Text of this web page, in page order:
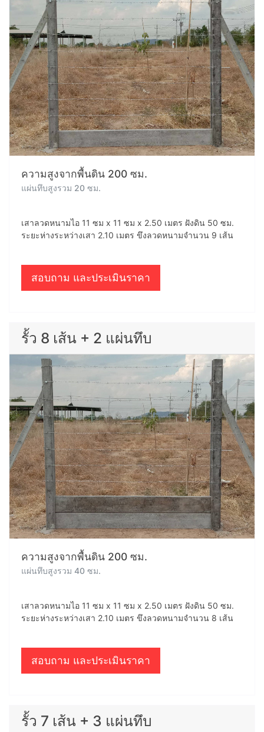
ความสูงจากพื้นดิน 200 ซม.
แผ่นทึบสูงรวม 20 ซม.
เสาลวดหนามไอ 11 ซม x 11 ซม x 2.50 เมตร ฝังดิน 50 ซม.
ระยะห่างระหว่างเสา 2.10 เมตร ขึงลวดหนามจำนวน 9 เส้น
สอบถาม และประเมินราคา
รั้ว 8 เส้น + 2 แผ่นทึบ
ความสูงจากพื้นดิน 200 ซม.
แผ่นทึบสูงรวม 40 ซม.
เสาลวดหนามไอ 11 ซม x 11 ซม x 2.50 เมตร ฝังดิน 50 ซม.
ระยะห่างระหว่างเสา 2.10 เมตร ขึงลวดหนามจำนวน 8 เส้น
สอบถาม และประเมินราคา
รั้ว 7 เส้น + 3 แผ่นทึบ